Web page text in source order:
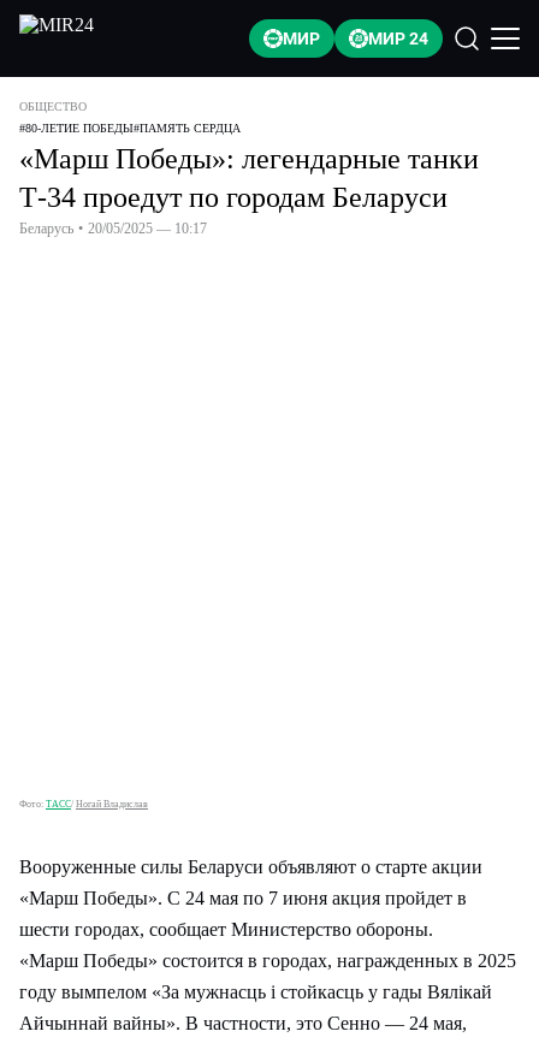
МИР МИР 24
ОБЩЕСТВО
#80-ЛЕТИЕ ПОБЕДЫ#ПАМЯТЬ СЕРДЦА
«Марш Победы»: легендарные танки
Т-34 проедут по городам Беларуси
Беларусь • 20/05/2025 — 10:17
Фото: ТАСС/ Ногай Владислав
Вооруженные силы Беларуси объявляют о старте акции
«Марш Победы». С 24 мая по 7 июня акция пройдет в
шести городах, сообщает Министерство обороны.
«Марш Победы» состоится в городах, награжденных в 2025
году вымпелом «За мужнасць і стойкасць у гады Вялікай
Айчыннай вайны». В частности, это Сенно — 24 мая,